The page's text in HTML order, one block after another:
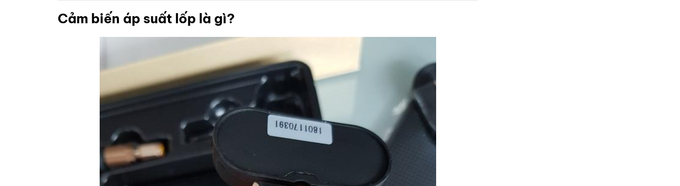
Cảm biến áp suất lốp là gì?